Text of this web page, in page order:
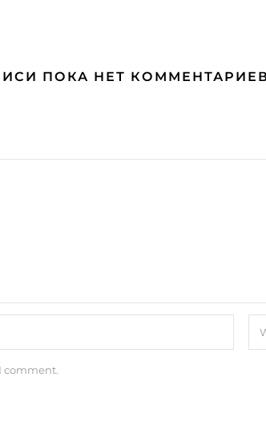
ПОКА НЕТ
comment.